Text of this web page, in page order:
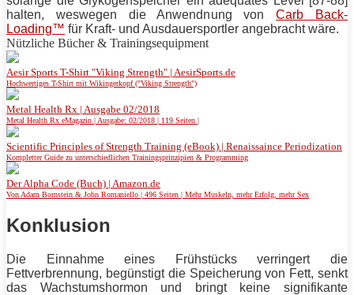
halten, weswegen die Anwendnung vonCarb Back-
Loading™ für Kraft- und Ausdauersportler angebracht wäre.
Nützliche Bücher & Trainingsequipment
Aesir Sports T-Shirt "Viking Strength" | AesirSports.de
Hochwertiges T-Shirt mit Wikingerkopf ("Viking Strength")
Metal Health Rx | Ausgabe 02/2018
Metal Health Rx eMagazin | Ausgabe: 02/2018 | 119 Seiten |
Scientific Principles of Strength Training (eBook) | Renaissaince Periodization
Kompletter Guide zu unterschiedlichen Trainingsprinzipien & Programming
Der Alpha Code (Buch) | Amazon.de
Von Adam Bornstein & John Romaniello | 496 Seiten | Mehr Muskeln, mehr Erfolg, mehr Sex
Konklusion
Die Einnahme eines Frühstücks verringert die
Fettverbrennung, begünstigt die Speicherung von Fett, senkt
das Wachstumshormon und bringt keine signifikante